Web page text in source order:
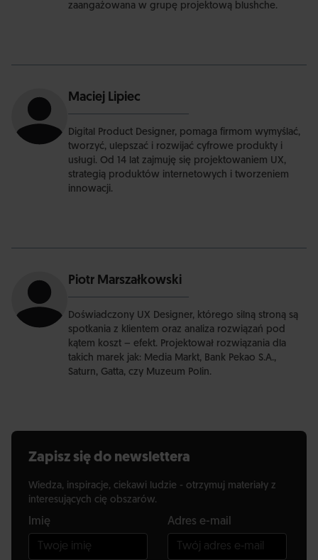
zaangażowana w grupę projektową blushche.
Maciej Lipiec
Digital Product Designer, pomaga firmom wymyślać,
tworzyć, ulepszać i rozwijać cyfrowe produkty i
usługi. Od 14 lat zajmuję się projektowaniem UX,
strategią produktów internetowych i tworzeniem
innowacji.
Piotr Marszałkowski
Doświadczony UX Designer, którego silną stroną są
spotkania z klientem oraz analiza rozwiązań pod
kątem koszt – efekt. Projektował rozwiązania dla
takich marek jak: Media Markt, Bank Pekao S.A.,
Saturn, Gatta, czy Muzeum Polin.
Zapisz się do newslettera
Wiedza, inspiracje, ciekawi ludzie - otrzymuj materiały z
interesujących cię obszarów.
Imię Adres e-mail